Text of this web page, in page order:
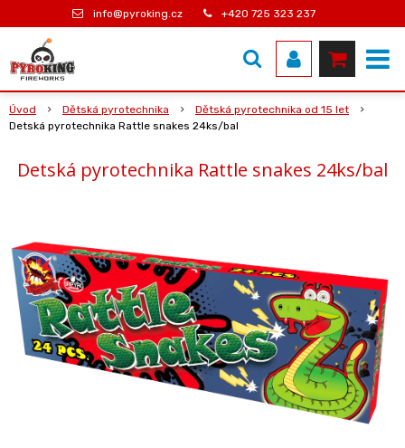
info@pyroking.cz +420 725 323 237
Úvod Dětská pyrotechnika
Dětská pyrotechnika od 15 let
Detská pyrotechnika Rattle snakes 24ks/bal
Detská pyrotechnika Rattle snakes 24ks/bal